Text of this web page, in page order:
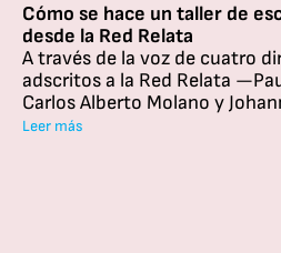
Cómo se hace un taller de
desde la Red Relata
A través de la voz de cuatro
adscritos a la Red Relata
Carlos Alberto Molano y
recoge experiencias, consejos
Leer más